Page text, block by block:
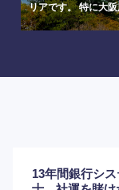
リアです。 特に大
13年間銀行シ